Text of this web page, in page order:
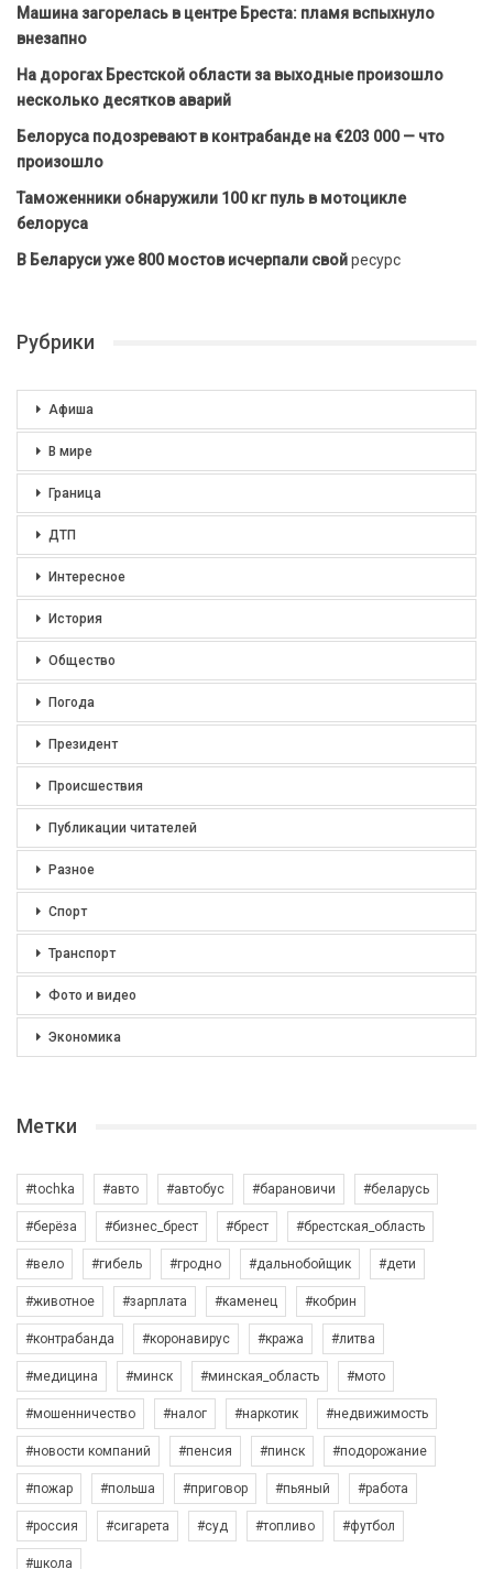
Машина загорелась в центре Бреста: пламя вспыхнуло
внезапно
На дорогах Брестской области за выходные произошло
несколько десятков аварий
Белоруса подозревают в контрабанде на €203 000 — что
произошло
Таможенники обнаружили 100 кг пуль в мотоцикле
белоруса
В Беларуси уже 800 мостов исчерпали свойресурс
Рубрики
Афиша
В мире
Граница
ДТП
Интересное
История
Общество
Погода
Президент
Происшествия
Публикации читателей
Разное
Спорт
Транспорт
Фото и видео
Экономика
Метки
#tochka #авто #автобус #барановичи #беларусь
#берёза #бизнес_брест #брест #брестская_область
#вело #гибель #гродно #дальнобойщик #дети
#животное #зарплата #каменец #кобрин
#контрабанда #коронавирус #кража #литва
#медицина #минск #минская_область #мото
#мошенничество #налог #наркотик #недвижимость
#новости компаний #пенсия #пинск #подорожание
#пожар #польша #приговор #пьяный #работа
#россия #сигарета #суд #топливо #футбол
#школа